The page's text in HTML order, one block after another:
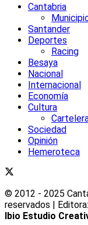
Cantabria
Santander
Deportes
Racing
Besaya
Nacional
Internacional
Economía
Cultura
Sociedad
Opinión
Hemeroteca
© 2012 - 2025
reservados |
Ibio Estudio